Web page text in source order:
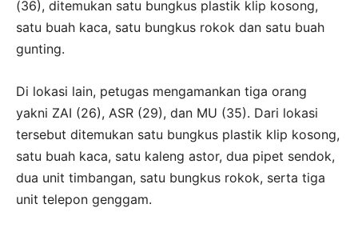
(36), ditemukan satu bungkus plastik klip kosong,
satu buah kaca, satu bungkus rokok dan satu buah
gunting.
Di lokasi lain, petugas mengamankan tiga orang
yakni ZAI (26), ASR (29), dan MU (35). Dari lokasi
tersebut ditemukan satu bungkus plastik klip kosong,
satu buah kaca, satu kaleng astor, dua pipet sendok,
dua unit timbangan, satu bungkus rokok, serta tiga
unit telepon genggam.